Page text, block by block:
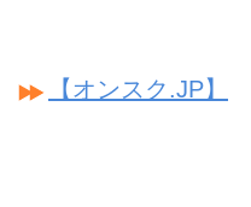
【オンスク.JP】